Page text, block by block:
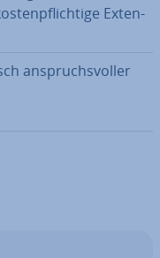
Ex­ten­
an­spruchs­vol­ler